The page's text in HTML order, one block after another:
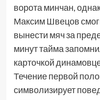
ворота минчан,
Максим Швецов
вынести мяч за
минут тайма
карточкой
Течение первой
символизирует